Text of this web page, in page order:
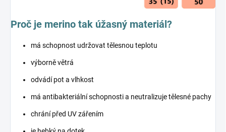
Proč je merino tak úžasný materiál?
má schopnost udržovat tělesnou teplotu
výborně větrá
odvádí pot a vlhkost
má antibakteriální schopnosti a neutralizuje tělesné pachy
chrání před UV zářením